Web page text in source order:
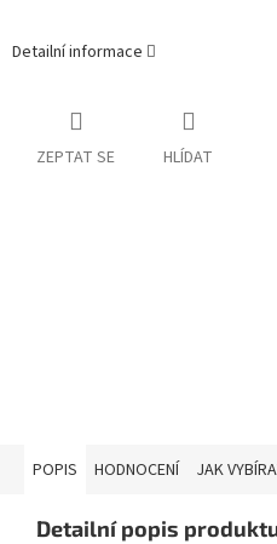
Detailní informace
ZEPTAT SE HLÍDAT
POPIS HODNOCENÍ JAK
Detailní popis